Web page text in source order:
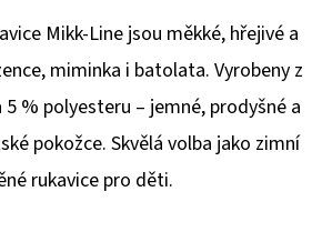
Mikk-Line jsou měkké, hřejivé a
miminka i batolata. Vyrobeny z
% polyesteru – jemné, prodyšné a
pokožce. Skvělá volba jako zimní
rukavice pro děti.